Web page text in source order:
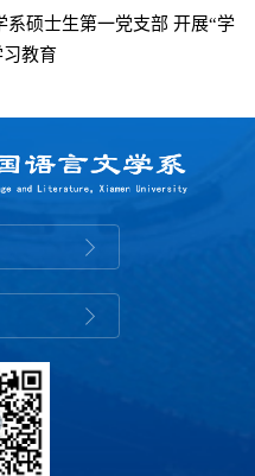
硕士生第一党支部 开展“学
习教育